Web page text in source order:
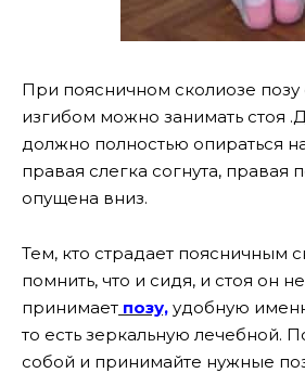
При поясничном сколиозе
изгибом можно занимать стоя
должно полностью опираться
правая слегка согнута, правая
опущена вниз.
Тем, кто страдает поясничным
помнить, что и сидя, и стоя он
принимает позу, удобную
то есть зеркальную лечебной.
собой и принимайте нужные